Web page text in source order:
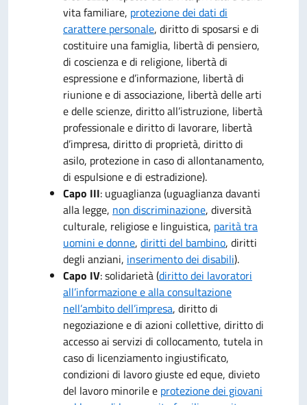
vita familiare, protezione dei dati di
carattere personale, diritto di sposarsi e di
costituire una famiglia, libertà di pensiero,
di coscienza e di religione, libertà di
espressione e d’informazione, libertà di
riunione e di associazione, libertà delle arti
e delle scienze, diritto all’istruzione, libertà
professionale e diritto di lavorare, libertà
d’impresa, diritto di proprietà, diritto di
asilo, protezione in caso di allontanamento,
di espulsione e di estradizione).
Capo III: uguaglianza (uguaglianza davanti
alla legge, non discriminazione, diversità
culturale, religiose e linguistica, parità tra
uomini e donne, diritti del bambino, diritti
degli anziani, inserimento dei disabili).
Capo IV: solidarietà (diritto dei lavoratori
all’informazione e alla consultazione
nell’ambito dell’impresa, diritto di
negoziazione e di azioni collettive, diritto di
accesso ai servizi di collocamento, tutela in
caso di licenziamento ingiustificato,
condizioni di lavoro giuste ed eque, divieto
del lavoro minorile e protezione dei giovani